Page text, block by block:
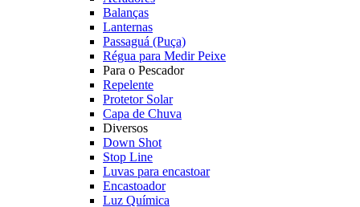
Balanças
Lanternas
Passaguá (Puça)
Régua para Medir Peixe
Para o Pescador
Repelente
Protetor Solar
Capa de Chuva
Diversos
Down Shot
Stop Line
Luvas para encastoar
Encastoador
Luz Química